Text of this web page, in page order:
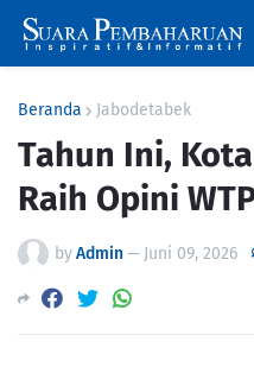
Beranda Jabodetabek
Tahun Ini,
Raih Opini
byAdmin— Juni 09, 2026